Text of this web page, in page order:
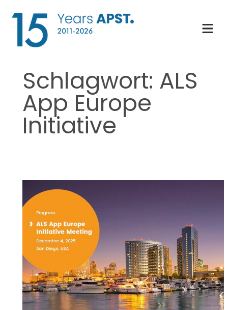
Zum
Inhalt
springen
Schlagwort: ALS
App Europe
Initiative